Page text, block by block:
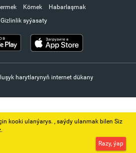
Kömek
Habarlaşmak
Gizlinlik syýasaty
harytlarynyň internet dükany
kooki ulanýarys. ‚ saýdy ulanmak bilen Siz
Razy, ýap